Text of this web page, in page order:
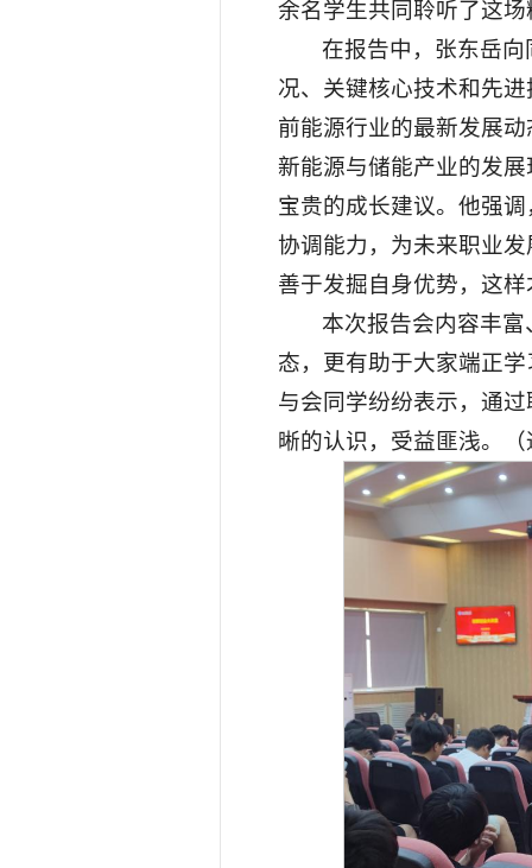
余名学生共同聆听了这
在报告中，张东岳
况、关键核心技术和先
前能源行业的最新发展
新能源与储能产业的发
宝贵的成长建议。他强
协调能力，为未来职业
善于发掘自身优势，这
本次报告会内容丰
态，更有助于大家端正
与会同学纷纷表示，通
晰的认识，受益匪浅。